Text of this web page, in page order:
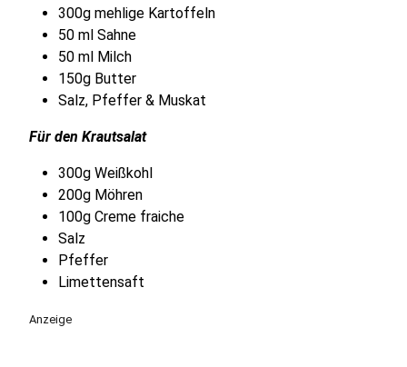
300g mehlige Kartoffeln
50 ml Sahne
50 ml Milch
150g Butter
Salz, Pfeffer & Muskat
Für den Krautsalat
300g Weißkohl
200g Möhren
100g Creme fraiche
Salz
Pfeffer
Limettensaft
Anzeige